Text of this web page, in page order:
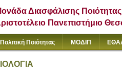
Διασφάλισης Ποιότητας
Πανεπιστήμιο
Πολιτική Ποιότητας ΜΟΔΙΠ